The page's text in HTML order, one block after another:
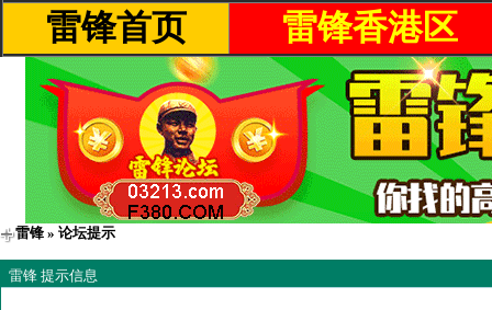
雷锋首页 雷锋香港区
雷锋 » 论坛提示
雷锋 提示信息